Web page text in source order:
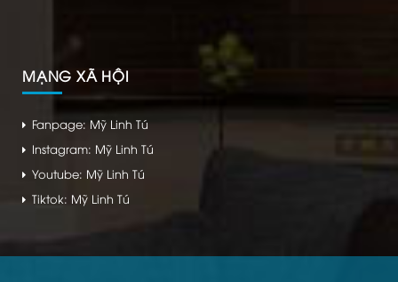
MẠNG XÃ HỘI
Fanpage: Mỹ Linh Tú
Instagram: Mỹ Linh Tú
Youtube: Mỹ Linh Tú
Tiktok: Mỹ Linh Tú